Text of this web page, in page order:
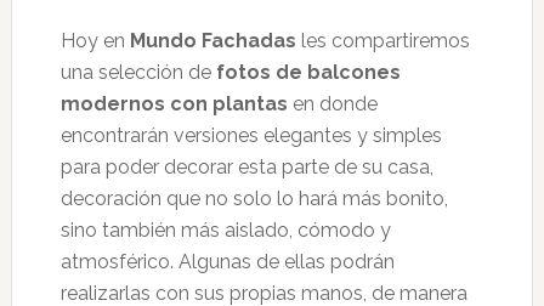
Hoy en Mundo Fachadas les compartiremos
una selección defotos de balcones
modernos con plantas en donde
encontrarán versiones elegantes y simples
para poder decorar esta parte de su casa,
decoración que no solo lo hará más bonito,
sino también más aislado, cómodo y
atmosférico. Algunas de ellas podrán
realizarlas con sus propias manos, de manera